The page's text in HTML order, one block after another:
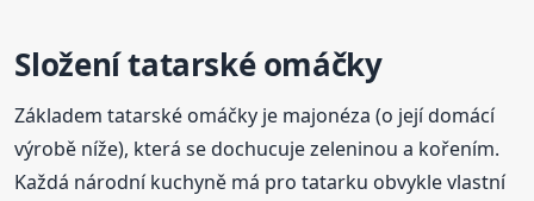
Složení tatarské omáčky
Základem tatarské omáčky je majonéza (o její domácí
výrobě níže), která se dochucuje zeleninou a kořením.
Každá národní kuchyně má pro tatarku obvykle vlastní